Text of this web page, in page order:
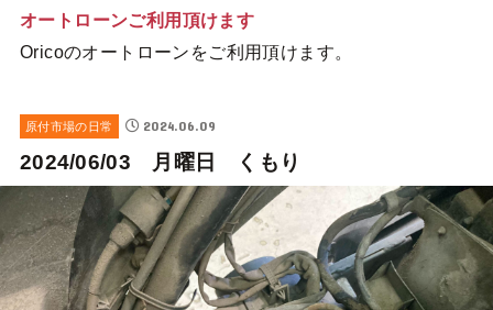
オートローンご利用頂けます
Oricoのオートローンをご利用頂けます。
原付市場の日常 2024.06.09
2024/06/03 月曜日 くもり